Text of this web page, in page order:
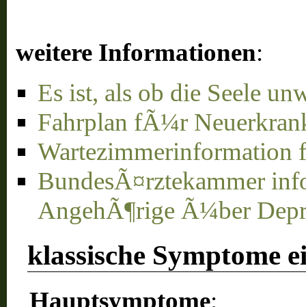
weitere Informationen:
Es ist, als ob die Seele
Fahrplan fÃ¼r
BundesÃ¤rztekammer
AngehÃ¶rige Ã¼ber
klassische Symptome
Hauptsymptome: